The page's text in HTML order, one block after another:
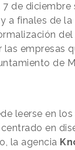
7 de
a finales de
las empresas
de
leerse en
en
la agencia